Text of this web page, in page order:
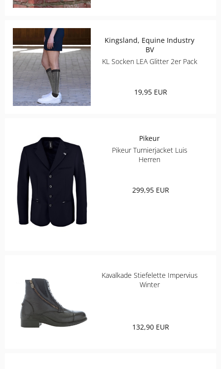
Kingsland, Equine Industry
BV
KL Socken LEA Glitter 2er Pack
19,95 EUR
Pikeur
Pikeur Turnierjacket Luis
Herren
299,95 EUR
Kavalkade Stiefelette Impervius
Winter
132,90 EUR
UVEX
WALDHAUSEN